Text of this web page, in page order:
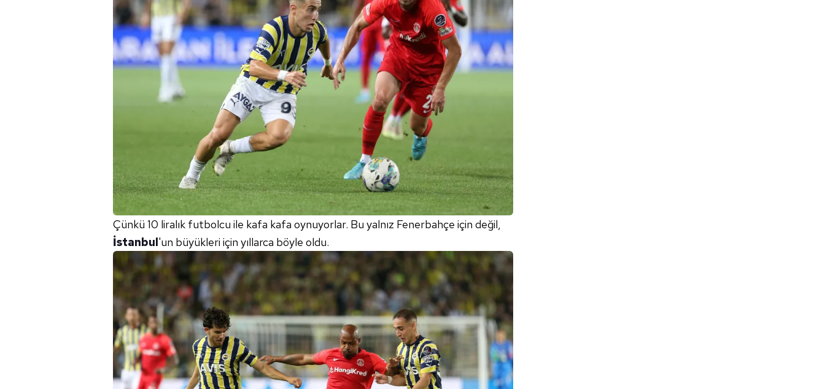
Çünkü 10 liralık futbolcu ile kafa kafa oynuyorlar. Bu yalnız Fenerbahçe için değil,
İstanbul'un büyükleri için yıllarca böyle oldu.